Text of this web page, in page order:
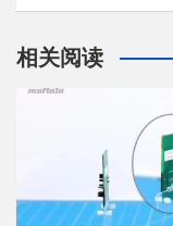
相关阅读